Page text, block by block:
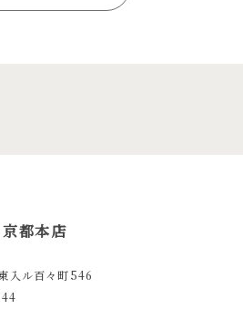
都本店
入ル百々町546